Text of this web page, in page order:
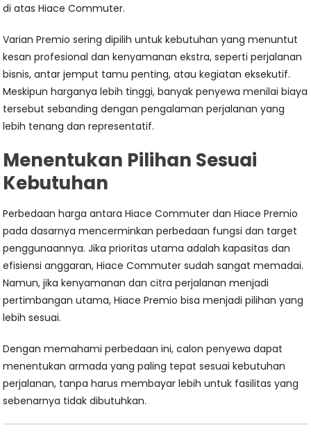
di atas Hiace Commuter.
Varian Premio sering dipilih untuk kebutuhan yang menuntut
kesan profesional dan kenyamanan ekstra, seperti perjalanan
bisnis, antar jemput tamu penting, atau kegiatan eksekutif.
Meskipun harganya lebih tinggi, banyak penyewa menilai biaya
tersebut sebanding dengan pengalaman perjalanan yang
lebih tenang dan representatif.
Menentukan Pilihan Sesuai
Kebutuhan
Perbedaan harga antara Hiace Commuter dan Hiace Premio
pada dasarnya mencerminkan perbedaan fungsi dan target
penggunaannya. Jika prioritas utama adalah kapasitas dan
efisiensi anggaran, Hiace Commuter sudah sangat memadai.
Namun, jika kenyamanan dan citra perjalanan menjadi
pertimbangan utama, Hiace Premio bisa menjadi pilihan yang
lebih sesuai.
Dengan memahami perbedaan ini, calon penyewa dapat
menentukan armada yang paling tepat sesuai kebutuhan
perjalanan, tanpa harus membayar lebih untuk fasilitas yang
sebenarnya tidak dibutuhkan.